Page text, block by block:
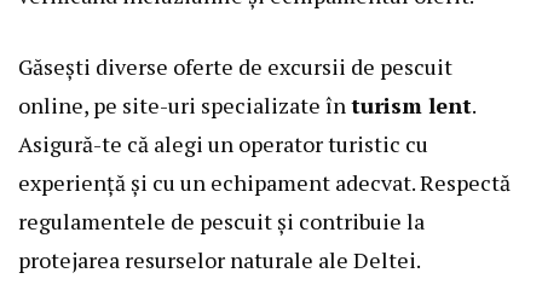
Găsești diverse oferte de excursii de pescuit
online, pe site-uri specializate în turism lent.
Asigură-te că alegi un operator turistic cu
experiență și cu un echipament adecvat. Respectă
regulamentele de pescuit și contribuie la
protejarea resurselor naturale ale Deltei.